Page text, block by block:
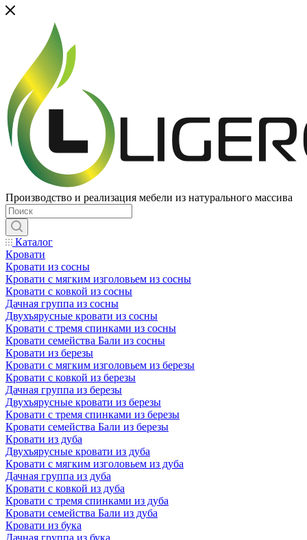
Производство и реализация мебели из натурального массива
Каталог
Кровати
Кровати из сосны
Кровати с мягким изголовьем из сосны
Кровати с ковкой из сосны
Дачная группа из сосны
Двухъярусные кровати из сосны
Кровати с тремя спинками из сосны
Кровати семейства Бали из сосны
Кровати из березы
Кровати с мягким изголовьем из березы
Кровати с ковкой из березы
Дачная группа из березы
Двухъярусные кровати из березы
Кровати с тремя спинками из березы
Кровати семейства Бали из березы
Кровати из дуба
Двухъярусные кровати из дуба
Кровати с мягким изголовьем из дуба
Дачная группа из дуба
Кровати с ковкой из дуба
Кровати с тремя спинками из дуба
Кровати семейства Бали из дуба
Кровати из бука
Дачная группа из бука